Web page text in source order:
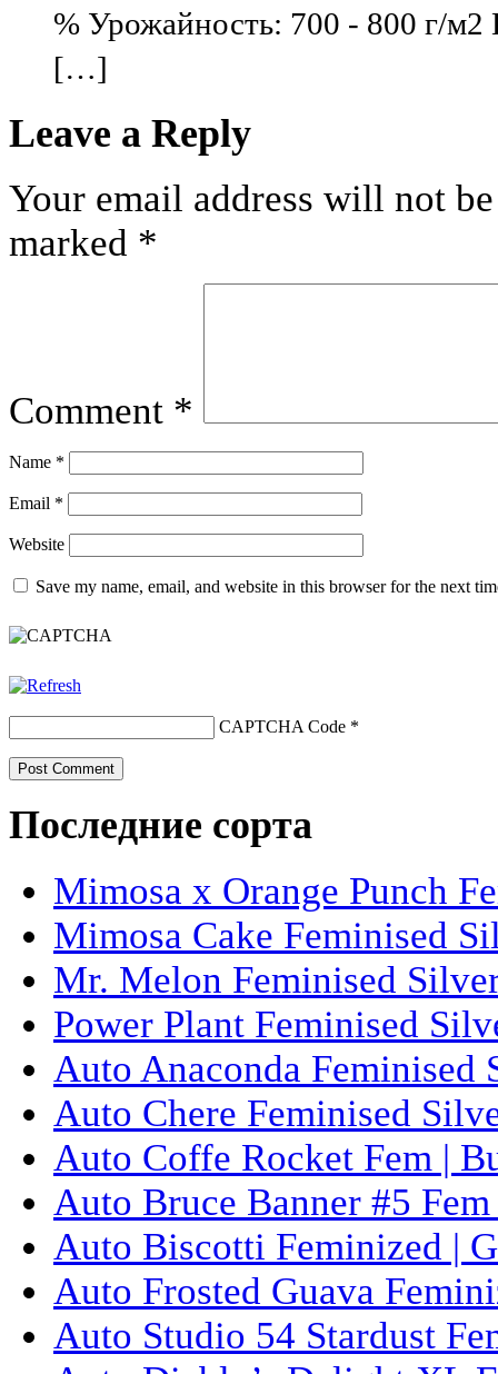
% Урожайность: 700 - 800 г/м2
[…]
Leave a Reply
Your email address will not
marked *
Comment *
Name *
Email *
Website
Save my name, email, and website in this browser for the next
CAPTCHA Code *
Последние сорта
Mimosa x Orange Punch
Mimosa Cake Feminised
Mr. Melon Feminised
Power Plant Feminised
Auto Anaconda Feminised
Auto Chere Feminised
Auto Coffe Rocket Fem |
Auto Bruce Banner #5
Auto Biscotti Feminized |
Auto Frosted Guava
Auto Studio 54 Stardust